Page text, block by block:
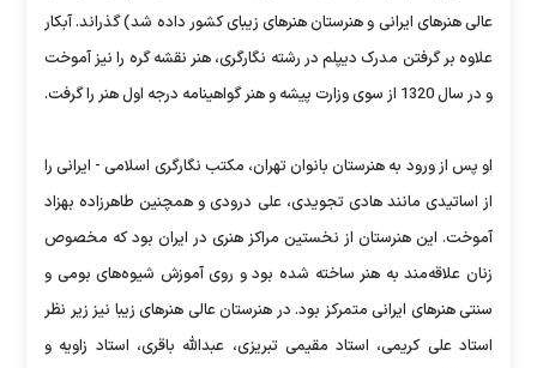
عالی هنرهای ایرانی و هنرستان هنرهای زیبای کشور داده شد) گذراند. آبکار
علاوه بر گرفتن مدرک دیپلم در رشته نگارگری، هنر نقشه گره را نیز آموخت
و در سال 1320 از سوی وزارت پیشه و هنر گواهینامه درجه اول هنر را گرفت.
او پس از ورود به هنرستان بانوان تهران، مکتب نگارگری اسلامی - ایرانی را
از اساتیدی مانند هادی تجویدی، علی درودی و همچنین طاهرزاده بهزاد
آموخت. این هنرستان از نخستین مراکز هنری در ایران بود که مخصوص
زنان علاقه‌مند به هنر ساخته شده بود و روی آموزش شیوه‌های بومی و
سنتی هنرهای ایرانی متمرکز بود. در هنرستان عالی هنرهای زیبا نیز زیر نظر
استاد علی کریمی، استاد مقیمی تبریزی، عبدالله باقری، استاد زاویه و